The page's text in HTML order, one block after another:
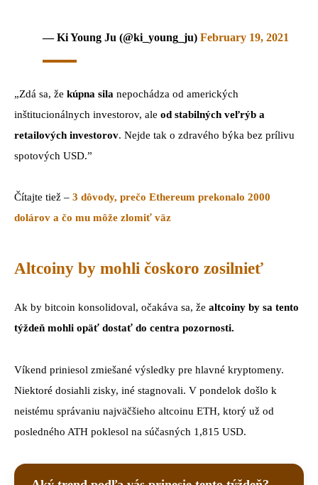
— Ki Young Ju (@ki_young_ju) February 19, 2021
„Zdá sa, že kúpna sila nepochádza od amerických
inštitucionálnych investorov, ale od stabilných veľrýb a
retailových investorov. Nejde tak o zdravého býka bez prílivu
spotových USD.”
Čítajte tiež – 3 dôvody, prečo Ethereum prekonalo 2000
dolárov a čo mu môže zlomiť väz
Altcoiny by mohli čoskoro zosilnieť
Ak by bitcoin konsolidoval, očakáva sa, že altcoiny by sa tento
týždeň mohli opäť dostať do centra pozornosti.
Víkend priniesol zmiešané výsledky pre hlavné kryptomeny.
Niektoré dosiahli zisky, iné stagnovali. V pondelok došlo k
neistému správaniu najväčšieho altcoinu ETH, ktorý už od
posledného ATH poklesol na súčasných 1,815 USD.